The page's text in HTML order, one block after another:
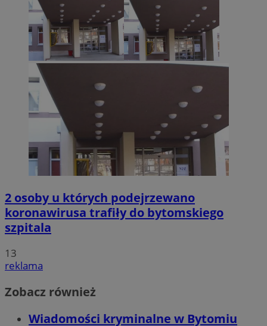
2 osoby u których podejrzewano
koronawirusa trafiły do bytomskiego
szpitala
13
reklama
Zobacz również
Wiadomości kryminalne w Bytomiu